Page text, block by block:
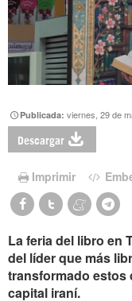
Publicada:viernes, 29 de
Descargar
Imprimir
La feria del libro en
del líder que más
transformado estos
capital iraní.